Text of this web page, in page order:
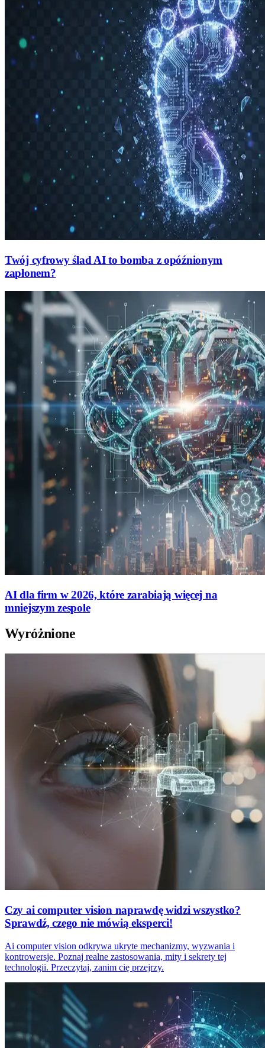
Twój cyfrowy ślad AI to bomba z opóźnionym
zapłonem?
AI dla firm w 2026, które zarabiają więcej na
mniejszym zespole
Wyróżnione
Czy ai computer vision naprawdę widzi wszystko?
Sprawdź, czego nie mówią eksperci!
Ai computer vision odkrywa ukryte mechanizmy, wyzwania i
kontrowersje. Poznaj realne zastosowania, mity i sekrety tej
technologii. Przeczytaj, zanim cię przejrzy.